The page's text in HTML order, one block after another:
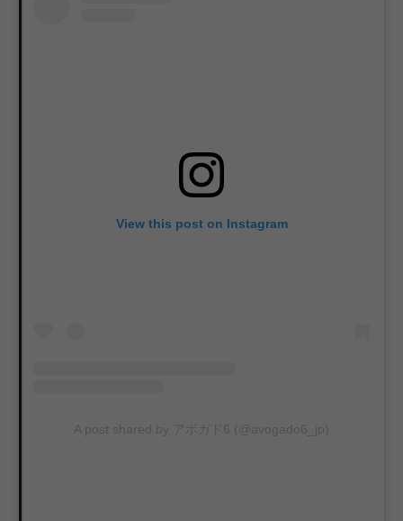
View this post on Instagram